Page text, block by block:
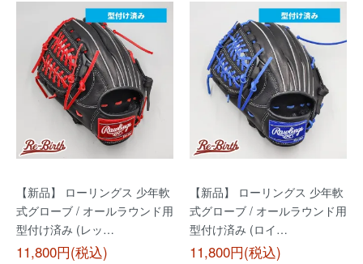
【新品】 ローリングス 少年軟
式グローブ / オールラウンド用
型付け済み (レッ…
11,800円(税込)
【新品】 ローリングス 少年軟
式グローブ / オールラウンド用
型付け済み (ロイ…
11,800円(税込)